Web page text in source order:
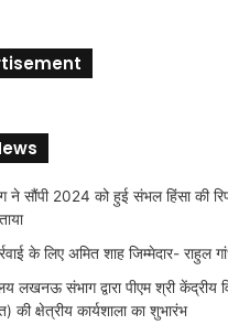
ने सौंपी 2024 को हुई संभल हिंसा की
के लिए अमित शाह जिम्मेदार- राहुल
लखनऊ संभाग द्वारा पीएम श्री केंद्रीय
की क्षेत्रीय कार्यशाला का शुभारंभ